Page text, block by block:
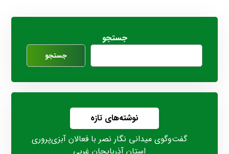
جستجو
جستجو
نوشته‌های تازه
گفت‌وگوی میدانی نگار نصر با فعالان آبزی‌پروری
استان آذربایجان غربی